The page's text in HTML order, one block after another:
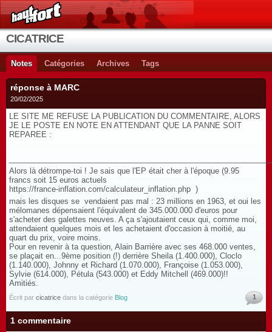
CICATRICE
Notes Catégories Archives Tags
réponse à MARC
20/02/2025
LE SITE ME REFUSE LA PUBLICATION DU COMMENTAIRE, ALORS
JE LE POSTE EN NOTE EN ATTENDANT QUE LA PANNE SOIT
REPAREE :
Alors là détrompe-toi ! Je sais que l'EP était cher à l'époque (9.95
francs soit 15 euros actuels
https://france-inflation.com/calculateur_inflation.php )
mais les disques se vendaient pas mal : 23 millions en 1963, et oui les
mélomanes dépensaient l'équivalent de 345.000.000 d'euros pour
s'acheter des galettes neuves. A ça s'ajoutaient ceux qui, comme moi,
attendaient quelques mois et les achetaient d'occasion à moitié, au
quart du prix, voire moins.
Pour en revenir à ta question, Alain Barrière avec ses 468.000 ventes,
se plaçait en...9ème position (!) derrière Sheila (1.400.000), Cloclo
(1.140.000), Johnny et Richard (1.070.000), Françoise (1.053.000),
Sylvie (614.000), Pétula (543.000) et Eddy Mitchell (469.000)!!
Amitiés.
Écrit par cicatrice dans la catégorie Blog 1
1 commentaire